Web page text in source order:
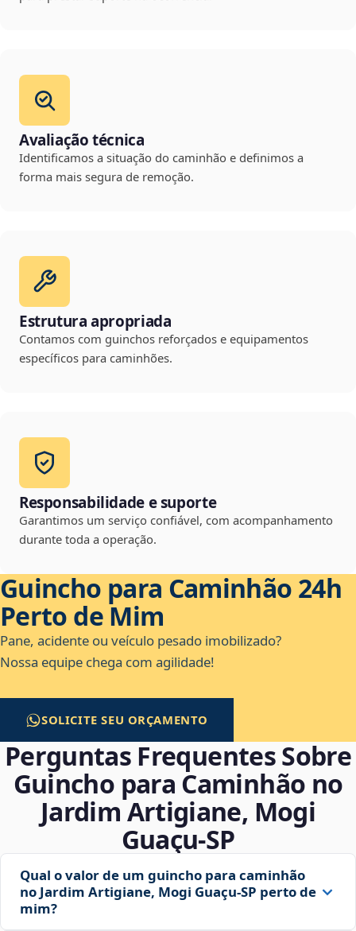
Avaliação técnica
Identificamos a situação do caminhão e definimos a
forma mais segura de remoção.
Estrutura apropriada
Contamos com guinchos reforçados e equipamentos
específicos para caminhões.
Responsabilidade e suporte
Garantimos um serviço confiável, com acompanhamento
durante toda a operação.
Guincho para Caminhão 24h
Perto de Mim
Pane, acidente ou veículo pesado imobilizado?
Nossa equipe chega com agilidade!
SOLICITE SEU ORÇAMENTO
Perguntas Frequentes Sobre
Guincho para Caminhão no
Jardim Artigiane, Mogi
Guaçu‑SP
Qual o valor de um guincho para caminhão
no Jardim Artigiane, Mogi Guaçu‑SP perto de
mim?